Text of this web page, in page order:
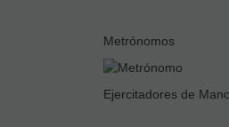
Metrónomos
Ejercitadores de Mano